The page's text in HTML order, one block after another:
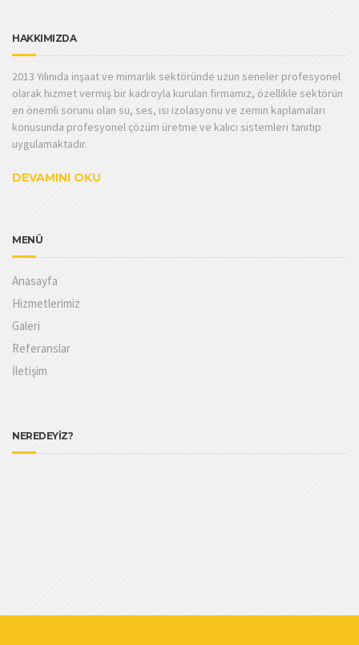
HAKKIMIZDA
2013 Yılınıda inşaat ve mimarlık sektöründe uzun seneler profesyonel
olarak hizmet vermiş bir kadroyla kurulan firmamız, özellikle sektörün
en önemli sorunu olan su, ses, ısı izolasyonu ve zemin kaplamaları
konusunda profesyonel çözüm üretme ve kalıcı sistemleri tanıtıp
uygulamaktadır.
DEVAMINI OKU
MENÜ
Anasayfa
Hizmetlerimiz
Galeri
Referanslar
İletişim
NEREDEYİZ?